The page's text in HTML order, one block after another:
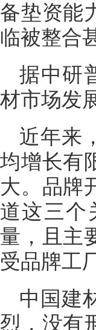
备垫资能
临被整合
据中研
材市场发
近年来
均增长有
大。品牌
道这三个
量，且主
受品牌工
中国建
烈，没有